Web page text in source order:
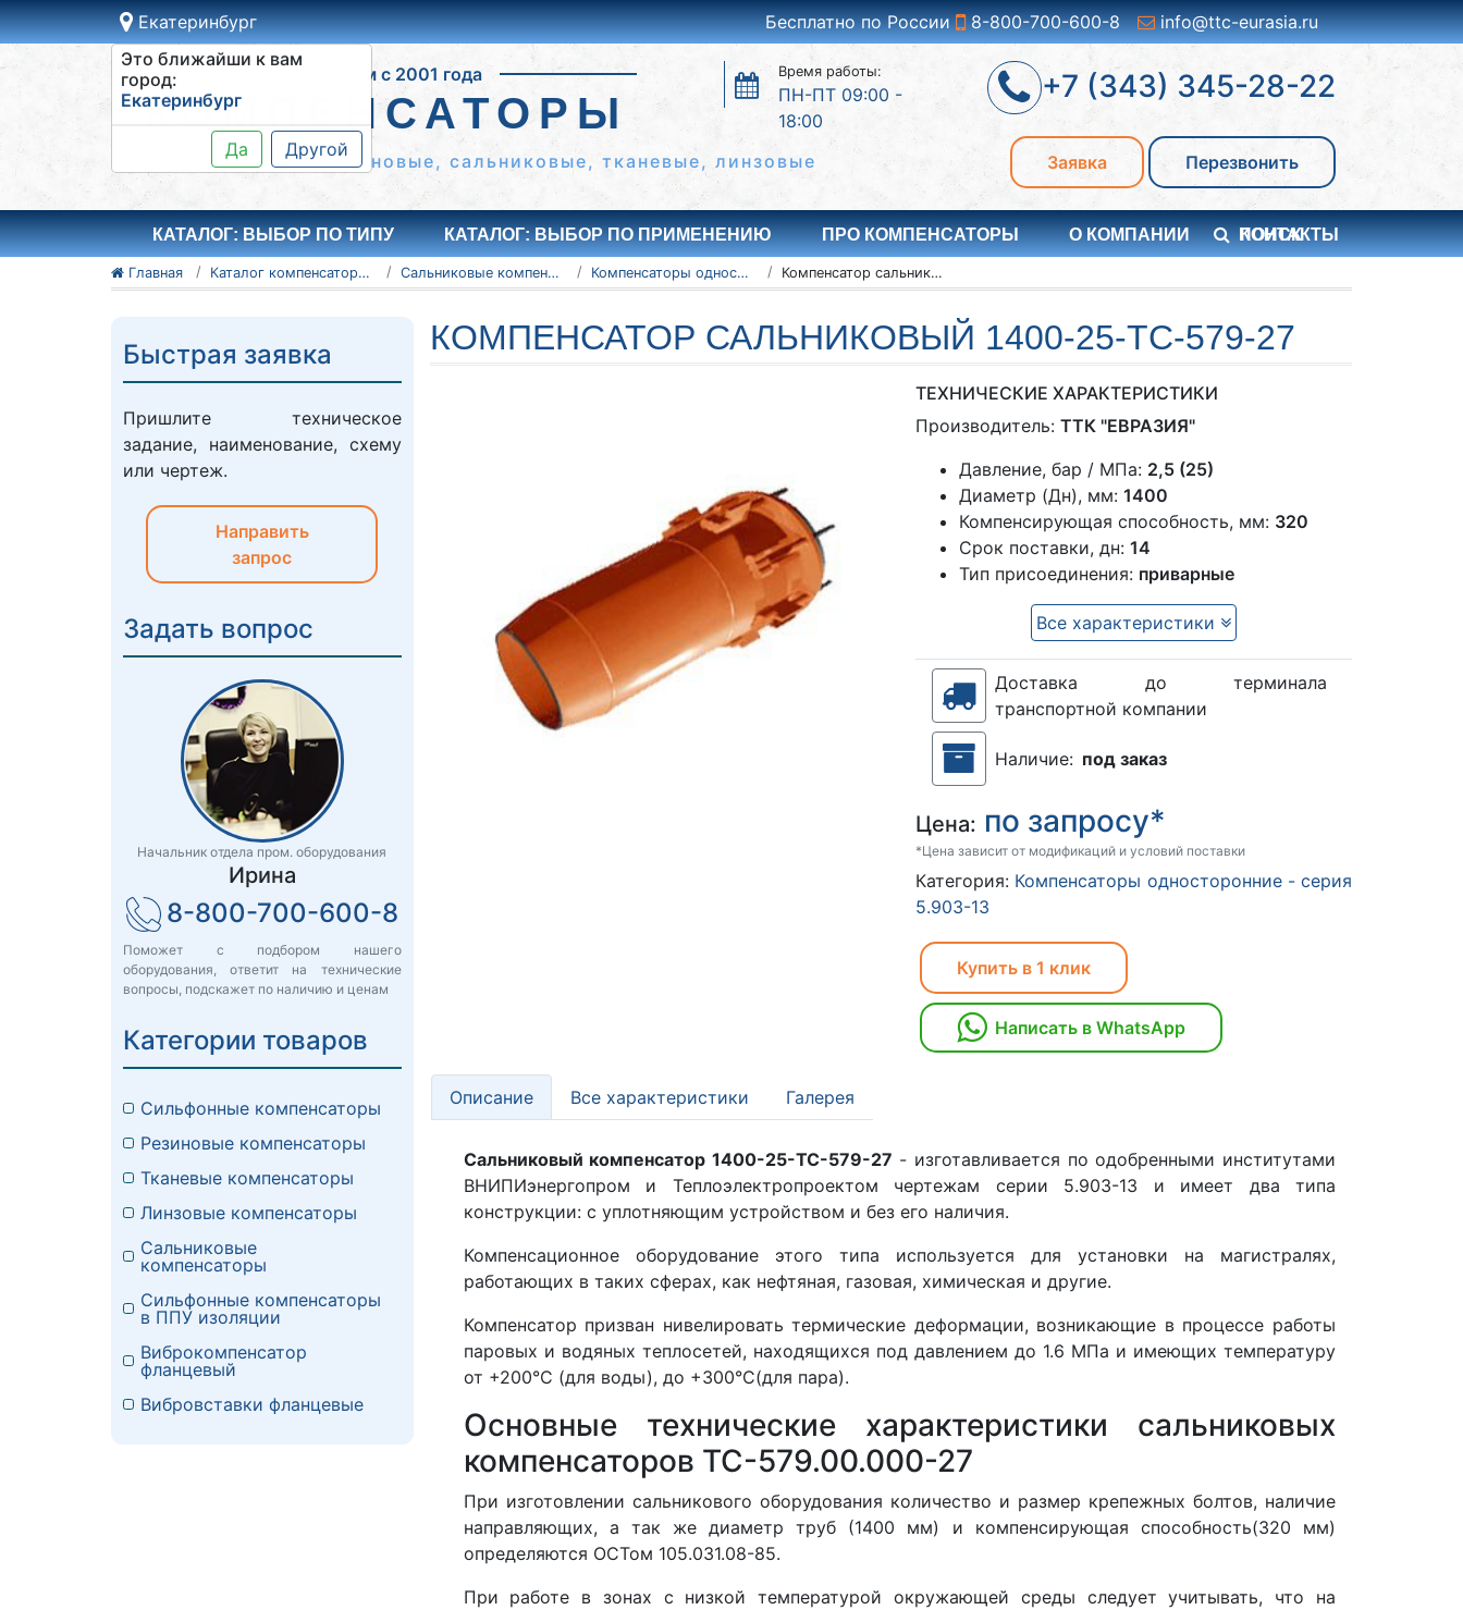
Екатеринбург
Это ближайши к вам
город:
Екатеринбург
Да Другой
Бесплатно по России 8-800-700-600-8 info@ttc-eurasia.ru
Работаем с 2001 года
КОМПЕНСАТОРЫ
Время работы:
ПН-ПТ 09:00 -
18:00
Сильфонные КСО, резиновые, сальниковые, тканевые, линзовые
+7 (343) 345-28-22
Заявка Перезвонить
КАТАЛОГ: ВЫБОР ПО ТИПУ КАТАЛОГ: ВЫБОР ПО ПРИМЕНЕНИЮ ПРО КОМПЕНСАТОРЫ О КОМПАНИИ КОНТАКТЫ
ПОИСК
Главная Каталог компенсаторов Сальниковые компенсаторы Компенсаторы односторонние - серия 5.903-13 Компенсатор сальниковый 1400-25-TC-579-27
КОМПЕНСАТОР САЛЬНИКОВЫЙ 1400-25-TC-579-27
ТЕХНИЧЕСКИЕ ХАРАКТЕРИСТИКИ
Производитель:ТТК "ЕВРАЗИЯ"
Давление, бар / МПа: 2,5 (25)
Диаметр (Дн), мм:1400
Компенсирующая способность, мм: 320
Срок поставки, дн:14
Тип присоединения: приварные
Все характеристики
Доставка до терминала
транспортной компании
Наличие: под заказ
Цена: по запросу*
*Цена зависит от модификаций и условий поставки
Категория: Компенсаторы односторонние - серия
5.903-13
Купить в 1 клик
Написать в WhatsApp
Описание Все характеристики Галерея
Сальниковый компенсатор 1400-25-TC-579-27 - изготавливается по одобренными институтами
ВНИПИэнергопром и Теплоэлектропроектом чертежам серии 5.903-13 и имеет два типа
конструкции: с уплотняющим устройством и без его наличия.
Компенсационное оборудование этого типа используется для установки на магистралях,
работающих в таких сферах, как нефтяная, газовая, химическая и другие.
Компенсатор призван нивелировать термические деформации, возникающие в процессе работы
паровых и водяных теплосетей, находящихся под давлением до 1.6 МПа и имеющих температуру
от +200°С (для воды), до +300°С(для пара).
Основные технические характеристики сальниковых
компенсаторов ТС-579.00.000-27
При изготовлении сальникового оборудования количество и размер крепежных болтов, наличие
направляющих, а так же диаметр труб (1400 мм) и компенсирующая способность(320 мм)
определяются ОСТом 105.031.08-85.
При работе в зонах с низкой температурой окружающей среды следует учитывать, что на
Быстрая заявка
Пришлите техническое
задание, наименование, схему
или чертеж.
Направить
запрос
Задать вопрос
Начальник отдела пром. оборудования
Ирина
8-800-700-600-8
Поможет с подбором нашего
оборудования, ответит на технические
вопросы, подскажет по наличию и ценам
Категории товаров
Сильфонные компенсаторы
Резиновые компенсаторы
Тканевые компенсаторы
Линзовые компенсаторы
Сальниковые
компенсаторы
Сильфонные компенсаторы
в ППУ изоляции
Виброкомпенсатор
фланцевый
Вибровставки фланцевые